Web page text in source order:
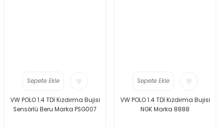
Sepete Ekle
VW POLO 1.4 TDİ Kızdırma Bujisi
Sensörlü Beru Marka PSG007
Sepete Ekle
VW POLO 1.4 TDİ Kızdırma Bujisi
NGK Marka 8888